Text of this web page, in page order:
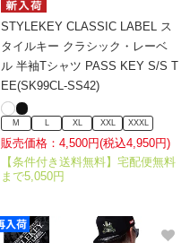
STYLEKEY CLASSIC LABEL ス
タイルキー クラシック・レーベ
ル 半袖Tシャツ PASS KEY S/S T
EE(SK99CL-SS42)
M XL XXL XXXL
販売価格：4,500円(税込4,950円)
【条件付き送料無料】宅配便無料
まで5,050円